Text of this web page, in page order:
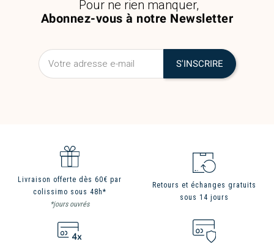
Abonnez-vous à notre Newsletter
Pour ne rien manquer,
Livraison offerte dès 60€ par
colissimo sous 48h*
*jours ouvrés
Retours et échanges gratuits
sous 14 jours